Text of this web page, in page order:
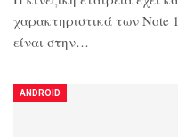
χαρακτηριστικά των
είναι στην…
ANDROID